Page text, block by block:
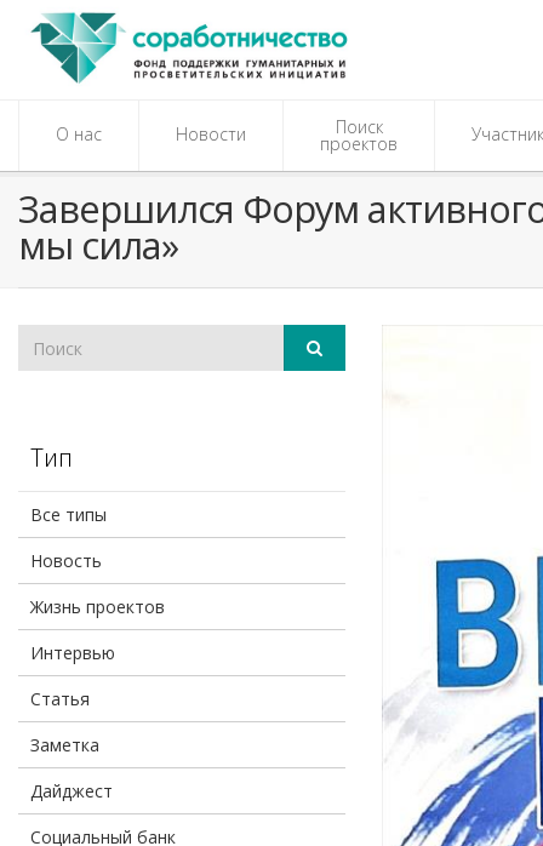
О нас Новости Поиск
проектов
​Завершился Форум
мы сила»
Тип
Все типы
Новость
Жизнь проектов
Интервью
Статья
Заметка
Дайджест
Социальный банк